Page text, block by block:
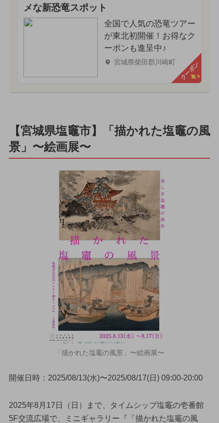
メな新恐竜スポット
全国で人気の恐竜ツアー
が東北初開催！お得なク
ーポンも進呈中♪
宮城県柴田郡川崎町 クーポン
【宮城県塩竈市】「描かれた塩竈の風
景」〜絵画展〜
「描かれた塩竈の風景」〜絵画展〜
開催日時：2025/08/13(水)〜2025/08/17(日) 09:00-20:00
2025年8月17日（日）まで、タイムシップ塩竈の壱番館
5F交流広場で、ミニギャラリー『「描かれた塩竈の風